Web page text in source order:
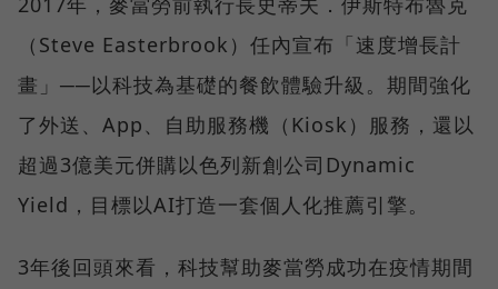
（Steve Easterbrook）任內宣布「速度增長計
畫」──以科技為基礎的餐飲體驗升級。期間強化
了外送、App、自助服務機（Kiosk）服務，還以
超過3億美元併購以色列新創公司Dynamic
Yield，目標以AI打造一套個人化推薦引擎。
3年後回頭來看，科技幫助麥當勞成功在疫情期間